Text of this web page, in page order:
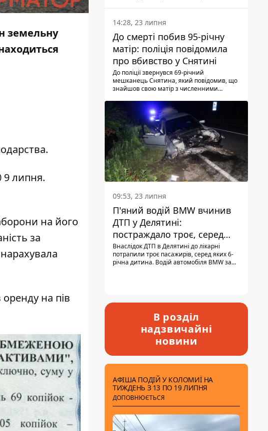
земельну
9 липня.
на його
за
на пів
виявили тіло.
14:28, 23 липня
До смерті побив 95-річну
матір: поліція повідомила
про вбивство у Снятині
До поліції звернувся 69-річний
мешканець Снятина, який повідомив, що
знайшов свою матір з численними
з'ясували правоохоронці, ці травми жінці
наніс її син.
09:53, 23 липня
П'яний водій BMW вчинив
ДТП у Делятині:
постраждало троє, серед
них - дитина
Внаслідок ДТП в Делятині до лікарні
потрапили троє пасажирів, серед яких 6-
річна дитина. Водій автомобіля BMW за
В розділ
надзвичайні
новини
АФІША ПОДІЙ У КОЛОМИЇ НА
ТИЖДЕНЬ З 13 ПО 19 ЛИПНЯ
ДОПОВНЮЄТЬСЯ